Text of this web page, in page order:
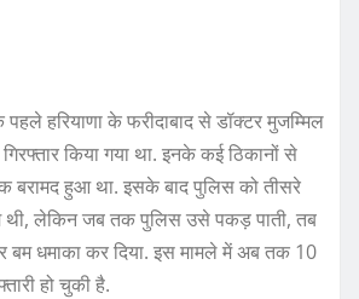
हरियाणा के फरीदाबाद से डॉक्टर मुजम्मिल
किया गया था. इनके कई ठिकानों से
बरामद हुआ था. इसके बाद पुलिस को तीसरे
थी, लेकिन जब तक पुलिस उसे पकड़ पाती, तब
धमाका कर दिया. इस मामले में अब तक 10
हो चुकी है.